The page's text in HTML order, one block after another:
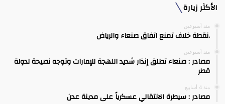
الأكثر زيارة
منذ أسبوعين
.نقطة خلاف تمنع اتفاق صنعاء والرياض
منذ أسبوعين
مصادر : صنعاء تطلق إنذار شديد اللهجة للإمارات وتوجه نصيحة لدولة
قطر
منذ 4 أسابيع
مصادر : سيطرة الانتقالي عسكرياً على مدينة عدن